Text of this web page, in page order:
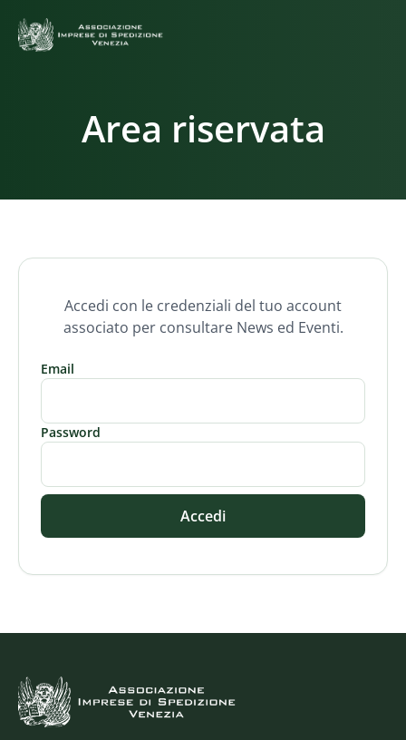
Area riservata
Accedi con le credenziali del tuo account
associato per consultare News ed Eventi.
Email
Password
Accedi